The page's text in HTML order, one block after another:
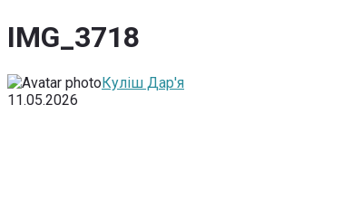
IMG_3718
Куліш Дар'я
11.05.2026